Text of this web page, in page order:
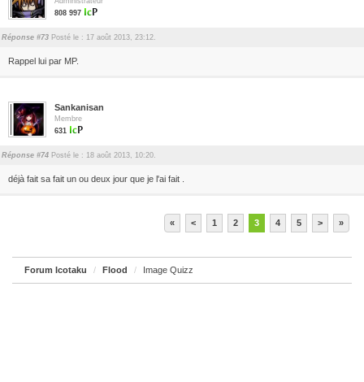
808 997
Réponse #73 Posté le : 17 août 2013, 23:12.
Rappel lui par MP.
Sankanisan
Membre
631
Réponse #74 Posté le : 18 août 2013, 10:20.
déjà fait sa fait un ou deux jour que je l'ai fait .
« < 1 2 3 4 5 > »
Forum Icotaku Flood Image Quizz